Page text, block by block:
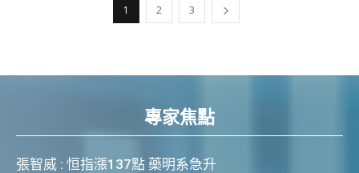
1 2 3
專家焦點
張智威 : 恒指漲137點 藥明系急升